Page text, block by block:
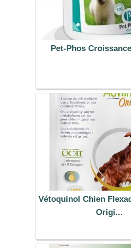
Pet-Phos
67.40 €
Vétoquinol Chien
Origi...
44.99 €